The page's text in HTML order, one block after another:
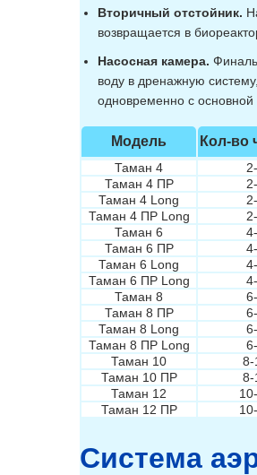
Вторичный отстойник.
возвращается в
Насосная камера.
воду в дренажную
одновременно с основной
Модель Кол-во
Таман 4
Таман 4 ПР
Таман 4 Long
Таман 4 ПР Long
Таман 6
Таман 6 ПР
Таман 6 Long
Таман 6 ПР Long
Таман 8
Таман 8 ПР
Таман 8 Long
Таман 8 ПР Long
Таман 10
8-
Таман 10 ПР
8-
Таман 12
Таман 12 ПР
Система